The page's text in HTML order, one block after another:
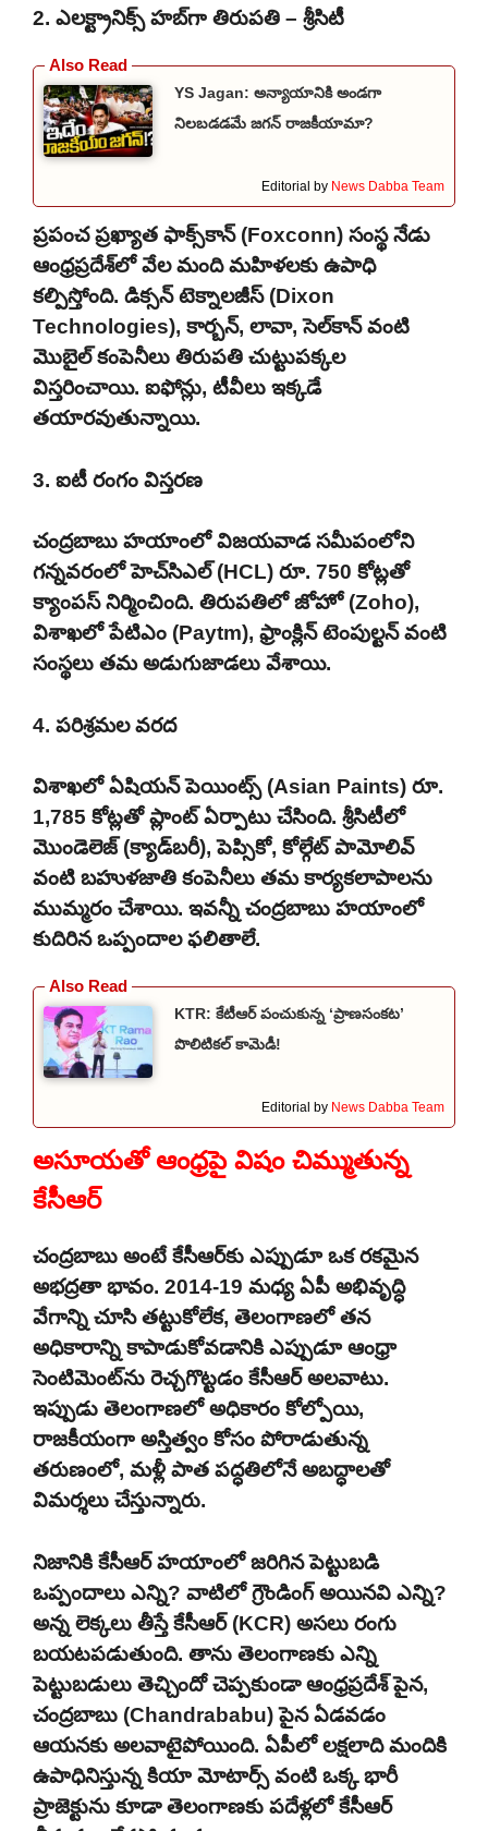
2. ఎలక్ట్రానిక్స్ హబ్‌గా తిరుపతి – శ్రీసిటీ
YS Jagan: అన్యాయానికి అండగా
నిలబడడమే జగన్ రాజకీయామా?
Editorial by News Dabba Team
ప్రపంచ ప్రఖ్యాత ఫాక్స్‌కాన్ (Foxconn) సంస్థ నేడు
ఆంధ్రప్రదేశ్‌లో వేల మంది మహిళలకు ఉపాధి
కల్పిస్తోంది. డిక్సన్ టెక్నాలజీస్ (Dixon
Technologies), కార్బన్, లావా, సెల్‌కాన్ వంటి
మొబైల్ కంపెనీలు తిరుపతి చుట్టుపక్కల
విస్తరించాయి. ఐఫోన్లు, టీవీలు ఇక్కడే
తయారవుతున్నాయి.
3. ఐటీ రంగం విస్తరణ
చంద్రబాబు హయాంలో విజయవాడ సమీపంలోని
గన్నవరంలో హెచ్‌సిఎల్ (HCL) రూ. 750 కోట్లతో
క్యాంపస్ నిర్మించింది. తిరుపతిలో జోహో (Zoho),
విశాఖలో పేటిఎం (Paytm), ఫ్రాంక్లిన్ టెంపుల్టన్ వంటి
సంస్థలు తమ అడుగుజాడలు వేశాయి.
4. పరిశ్రమల వరద
విశాఖలో ఏషియన్ పెయింట్స్ (Asian Paints) రూ.
1,785 కోట్లతో ప్లాంట్ ఏర్పాటు చేసింది. శ్రీసిటీలో
మొండెలెజ్ (క్యాడ్‌బరీ), పెప్సికో, కోల్గేట్ పామోలివ్
వంటి బహుళజాతి కంపెనీలు తమ కార్యకలాపాలను
ముమ్మరం చేశాయి. ఇవన్నీ చంద్రబాబు హయాంలో
కుదిరిన ఒప్పందాల ఫలితాలే.
KTR: కేటీఆర్ పంచుకున్న ‘ప్రాణసంకట’
పొలిటికల్ కామెడీ!
Editorial by News Dabba Team
అసూయతో ఆంధ్రపై విషం చిమ్ముతున్న
కేసీఆర్
చంద్రబాబు అంటే కేసీఆర్‌కు ఎప్పుడూ ఒక రకమైన
అభద్రతా భావం. 2014-19 మధ్య ఏపీ అభివృద్ధి
వేగాన్ని చూసి తట్టుకోలేక, తెలంగాణలో తన
అధికారాన్ని కాపాడుకోవడానికి ఎప్పుడూ ఆంధ్రా
సెంటిమెంట్‌ను రెచ్చగొట్టడం కేసీఆర్ అలవాటు.
ఇప్పుడు తెలంగాణలో అధికారం కోల్పోయి,
రాజకీయంగా అస్తిత్వం కోసం పోరాడుతున్న
తరుణంలో, మళ్లీ పాత పద్ధతిలోనే అబద్ధాలతో
విమర్శలు చేస్తున్నారు.
నిజానికి కేసీఆర్ హయాంలో జరిగిన పెట్టుబడి
ఒప్పందాలు ఎన్ని? వాటిలో గ్రౌండింగ్ అయినవి ఎన్ని?
అన్న లెక్కలు తీస్తే కేసీఆర్ (KCR) అసలు రంగు
బయటపడుతుంది. తాను తెలంగాణకు ఎన్ని
పెట్టుబడులు తెచ్చిందో చెప్పకుండా ఆంధ్రప్రదేశ్ పైన,
చంద్రబాబు (Chandrababu) పైన ఏడవడం
ఆయనకు అలవాటైపోయింది. ఏపీలో లక్షలాది మందికి
ఉపాధినిస్తున్న కియా మోటార్స్ వంటి ఒక్క భారీ
ప్రాజెక్టును కూడా తెలంగాణకు పదేళ్లలో కేసీఆర్